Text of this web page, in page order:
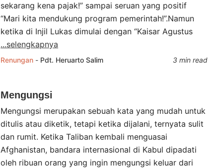
sekarang kena pajak!” sampai seruan yang positif
“Mari kita mendukung program pemerintah!”.Namun
ketika di Injil Lukas dimulai dengan “Kaisar Agustus
...selengkapnya
Renungan - Pdt. Heruarto Salim 3 min read
Mengungsi
Mengungsi merupakan sebuah kata yang mudah untuk
ditulis atau diketik, tetapi ketika dijalani, ternyata sulit
dan rumit. Ketika Taliban kembali menguasai
Afghanistan, bandara internasional di Kabul dipadati
oleh ribuan orang yang ingin mengungsi keluar dari